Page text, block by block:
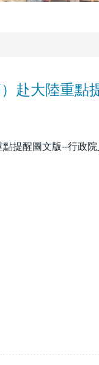
赴大陸重點
提醒圖文版--行政